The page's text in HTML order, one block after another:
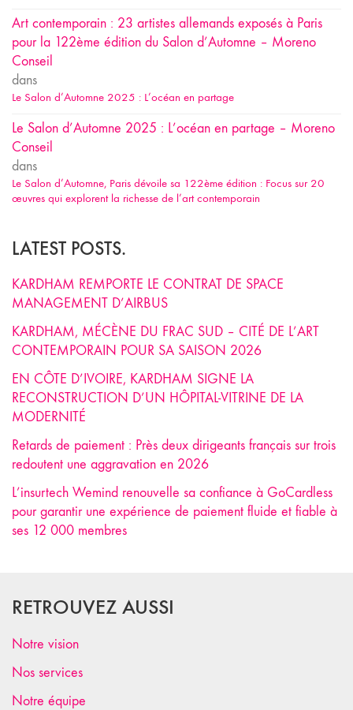
Art contemporain : 23 artistes allemands exposés à Paris
pour la 122ème édition du Salon d’Automne – Moreno
Conseil
dans
Le Salon d’Automne 2025 : L’océan en partage
Le Salon d’Automne 2025 : L’océan en partage – Moreno
Conseil
dans
Le Salon d’Automne, Paris dévoile sa 122ème édition : Focus sur 20
œuvres qui explorent la richesse de l’art contemporain
LATEST POSTS.
KARDHAM REMPORTE LE CONTRAT DE SPACE
MANAGEMENT D’AIRBUS
KARDHAM, MÉCÈNE DU FRAC SUD – CITÉ DE L’ART
CONTEMPORAIN POUR SA SAISON 2026
EN CÔTE D’IVOIRE, KARDHAM SIGNE LA
RECONSTRUCTION D’UN HÔPITAL-VITRINE DE LA
MODERNITÉ
Retards de paiement : Près deux dirigeants français sur trois
redoutent une aggravation en 2026
L’insurtech Wemind renouvelle sa confiance à GoCardless
pour garantir une expérience de paiement fluide et fiable à
ses 12 000 membres
RETROUVEZ AUSSI
Notre vision
Nos services
Notre équipe